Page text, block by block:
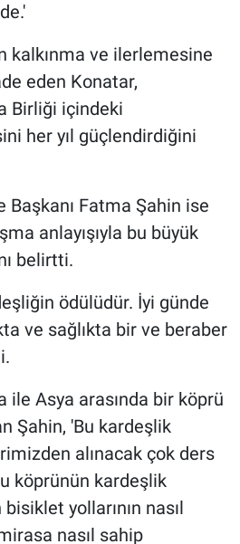
kalkınma ve ilerlemesine
eden Konatar,
Birliği içindeki
her yıl güçlendirdiğini
Başkanı Fatma Şahin ise
anlayışıyla bu büyük
belirtti.
ödülüdür. İyi günde
ve sağlıkta bir ve beraber
ile Asya arasında bir köprü
Şahin, 'Bu kardeşlik
alınacak çok ders
köprünün kardeşlik
yollarının nasıl
nasıl sahip